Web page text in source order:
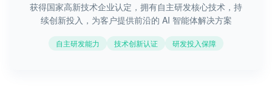
获得国家高新技术企业认定，拥有自主研发核心技术，持
续创新投入，为客户提供前沿的 AI 智能体解决方案
自主研发能力 技术创新认证 研发投入保障